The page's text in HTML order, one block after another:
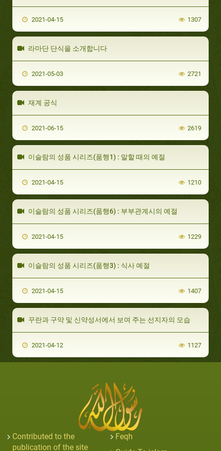
2021-04-15 1307
라마단 단식을 소개합니다
2021-05-03 2721
재계 공식
2021-06-15 2619
이슬람의 성품 시리즈(품행1) : 말할 때의 예절
2021-04-15 1210
이슬람의 성품 시리즈(품행6) : 부부관계시의 예절
2021-04-15 1229
이슬람의 성품 시리즈(품행3) : 식사 예절
2021-04-15 1407
꾸란과 구약 및 신약성서에서 보여 주는 선지자의 모습
2021-04-12 1127
Contributed to the
publication of the site
Feqh